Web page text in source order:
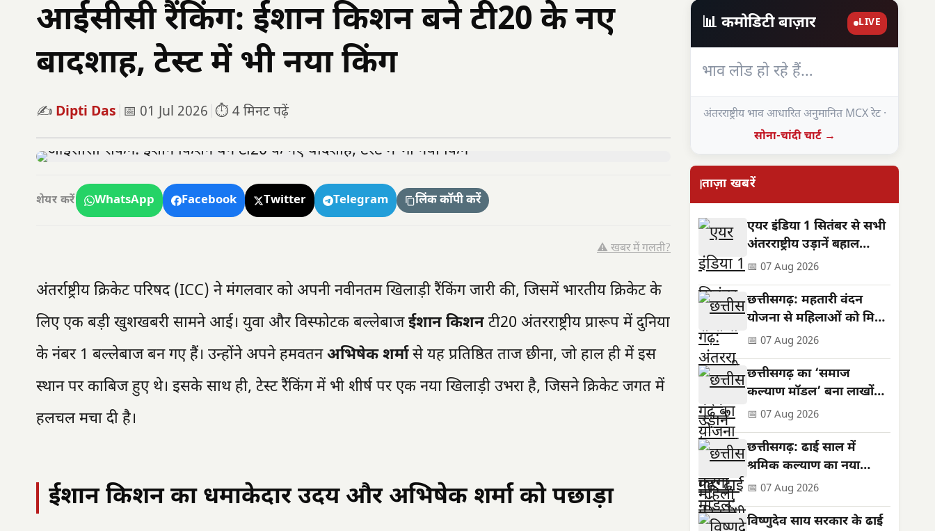
आईसीसी रैंकिंग: ईशान किशन बने टी20 के नए
बादशाह, टेस्ट में भी नया किंग
✍️ Dipti Das 📅 01 Jul 2026 ⏱️ 4 मिनट पढ़ें
शेयर करें WhatsApp Facebook Twitter Telegram लिंक कॉपी करें
⚠️ खबर में गलती?
अंतर्राष्ट्रीय क्रिकेट परिषद (ICC) ने मंगलवार को अपनी नवीनतम खिलाड़ी रैंकिंग जारी की, जिसमें भारतीय क्रिकेट के
लिए एक बड़ी खुशखबरी सामने आई। युवा और विस्फोटक बल्लेबाजईशान किशन टी20 अंतरराष्ट्रीय प्रारूप में दुनिया
के नंबर 1 बल्लेबाज बन गए हैं। उन्होंने अपने हमवतनअभिषेक शर्मासे यह प्रतिष्ठित ताज छीना, जो हाल ही में इस
स्थान पर काबिज हुए थे। इसके साथ ही, टेस्ट रैंकिंग में भी शीर्ष पर एक नया खिलाड़ी उभरा है, जिसने क्रिकेट जगत में
हलचल मचा दी है।
ईशान किशन का धमाकेदार उदय और अभिषेक शर्मा को पछाड़ा
📊 कमोडिटी बाज़ार LIVE
भाव लोड हो रहे हैं…
अंतरराष्ट्रीय भाव आधारित अनुमानित MCX रेट ·
सोना-चांदी चार्ट →
ताज़ा खबरें
एयर इंडिया 1 सितंबर से सभी
अंतरराष्ट्रीय उड़ानें बहाल
करेगा, फ्रीक्वेंसी भी बढ़ेगी
📅 07 Aug 2026
छत्तीसगढ़: महतारी वंदन
योजना से महिलाओं को मिले
**630 करोड़**,
सशक्तिकरण की नई मिसाल
📅 07 Aug 2026
छत्तीसगढ़ का ‘समाज
कल्याण मॉडल’ बना लाखों
जरूरतमंदों की संजीवनी
📅 07 Aug 2026
छत्तीसगढ़: ढाई साल में
श्रमिक कल्याण का नया
अध्याय, बनी राष्ट्रीय पहचान
📅 07 Aug 2026
विष्णुदेव साय सरकार के ढाई